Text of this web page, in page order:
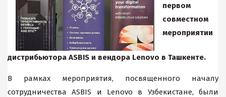
первом
совместном
мероприятии
дистрибьютора ASBIS и вендора Lenovo в Ташкенте.
В рамках мероприятия, посвященного началу
сотрудничества ASBIS и Lenovo в Узбекистане, были